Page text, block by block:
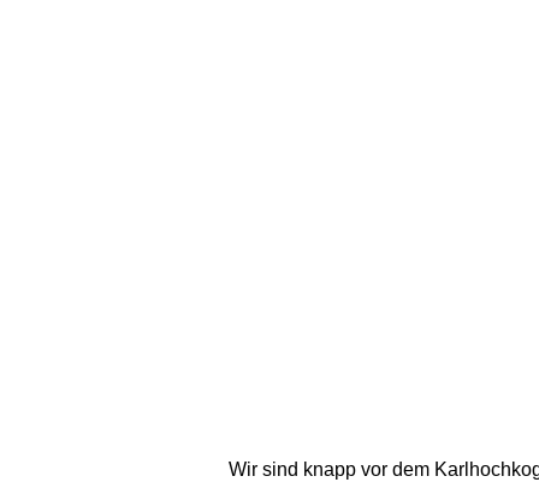
Wir sind knapp vor dem